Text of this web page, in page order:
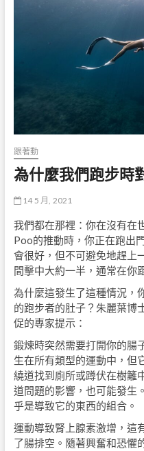
跟著動
為什麼我們跑步時
14 5 月, 2021
我們都在那裡：你在沒有在
Poo的推動時，你正在跑出
會很好，但不可避免地趕上
間擊中大約一半，通常在你
為什麼這發生了這種情況，
的跑步者的肚子？朱麗葉博
促的專家提示：
鍛煉時突然需要打開你的腸
生在所有類型的運動中，但
繞道找到廁所或蹲伏在樹籬
道問題的影響，也可能發生
乎是導致它的東西的組合。
運動導致腎上腺素激增，這
了腸排空。隨著興奮和恐懼